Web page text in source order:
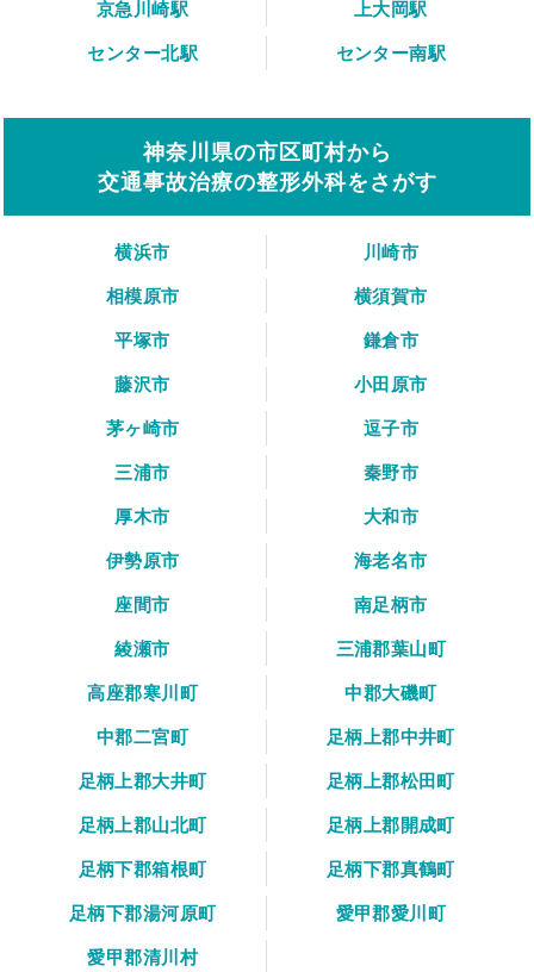
京急川崎駅
上大岡駅
センター北駅
センター南駅
神奈川県の市区町村から
交通事故治療の整形外科をさがす
横浜市
川崎市
相模原市
横須賀市
平塚市
鎌倉市
藤沢市
小田原市
茅ヶ崎市
逗子市
三浦市
秦野市
厚木市
大和市
伊勢原市
海老名市
座間市
南足柄市
綾瀬市
三浦郡葉山町
高座郡寒川町
中郡大磯町
中郡二宮町
足柄上郡中井町
足柄上郡大井町
足柄上郡松田町
足柄上郡山北町
足柄上郡開成町
足柄下郡箱根町
足柄下郡真鶴町
足柄下郡湯河原町
愛甲郡愛川町
愛甲郡清川村